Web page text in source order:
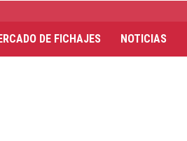
DE FICHAJES NOTICIAS